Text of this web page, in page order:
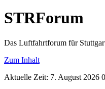
STRForum
Das Luftfahrtforum für
Zum Inhalt
Aktuelle Zeit: 7. August 2026